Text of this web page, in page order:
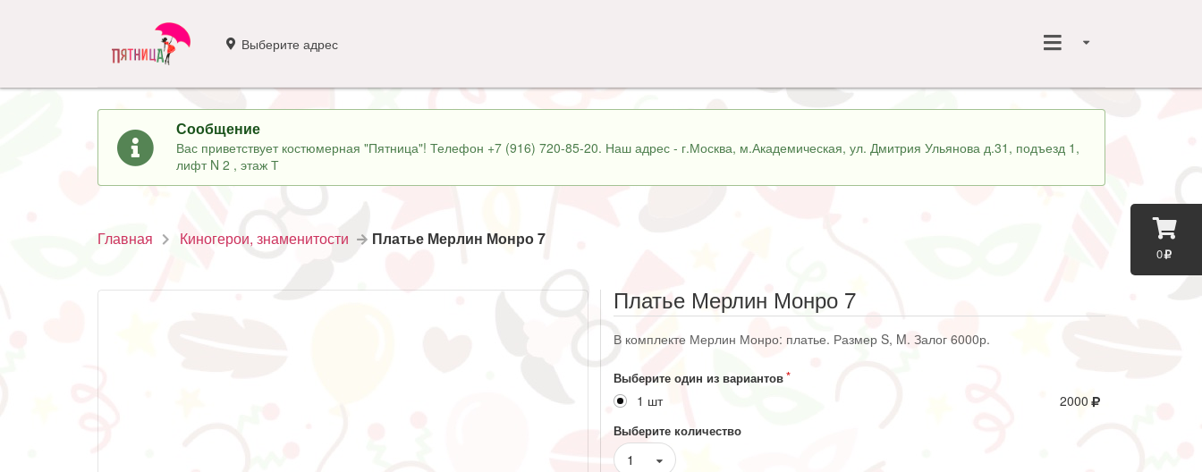
0
Выберите адрес
Сообщение
Вас приветствует костюмерная "Пятница"! Телефон +7 (916) 720-85-20. Наш адрес - г.Москва, м.Академическая, ул. Дмитрия Ульянова д.31, подъезд 1,
лифт N 2 , этаж Т
Главная Киногерои, знаменитости Платье Мерлин Монро 7
Платье Мерлин Монро 7
В комплекте Мерлин Монро: платье. Размер S, M. Залог 6000р.
Выберите один из вариантов
1 шт 2000
Выберите количество
1